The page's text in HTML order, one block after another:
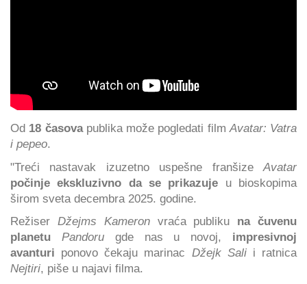
Od 18 časovapublika može pogledati film Avatar: Vatra
i pepeo.
"Treći nastavak izuzetno uspešne franšize Avatar
počinje ekskluzivno da se prikazuje u bioskopima
širom sveta decembra 2025. godine.
Režiser Džejms Kameronvraća publiku na čuvenu
planetu
Pandorugde nas u novoj, impresivnoj
avanturi ponovo čekaju marinac Džejk Salii ratnica
Nejtiri, piše u najavi filma.